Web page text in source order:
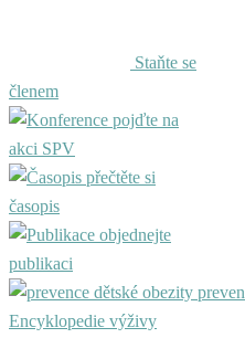
Staňte se
členem
pojďte na
akci SPV
přečtěte si
časopis
objednejte
publikaci
Encyklopedie výživy